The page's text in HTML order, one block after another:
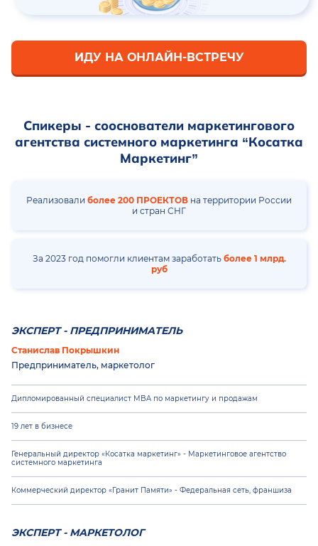
ИДУ НА ОНЛАЙН-ВСТРЕЧУ
Спикеры - сооснователи маркетингового
агентства системного маркетинга “Косатка
Маркетинг”
Реализовали более 200 ПРОЕКТОВ на территории России
и стран СНГ
За 2023 год помогли клиентам заработатьболее 1 млрд.
руб
ЭКСПЕРТ - ПРЕДПРИНИМАТЕЛЬ
Станислав Покрышкин
Предприниматель, маркетолог
Дипломированный специалист MBA по маркетингу и продажам
19 лет в бизнесе
Генеральный директор «Косатка маркетинг» - Маркетинговое агентство
системного маркетинга
Коммерческий директор «Гранит Памяти» - Федеральная сеть, франшиза
ЭКСПЕРТ - МАРКЕТОЛОГ